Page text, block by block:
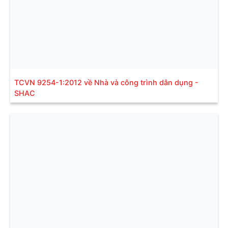
TCVN 9254-1:2012 về Nhà và công trình dân dụng -
SHAC